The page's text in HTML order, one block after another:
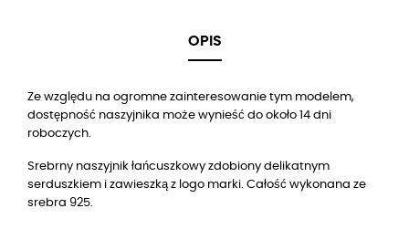
OPIS
Ze względu na ogromne zainteresowanie tym modelem,
dostępność naszyjnika może wynieść do około 14 dni
roboczych.
Srebrny naszyjnik łańcuszkowy zdobiony delikatnym
serduszkiem i zawieszką z logo marki. Całość wykonana ze
srebra 925.